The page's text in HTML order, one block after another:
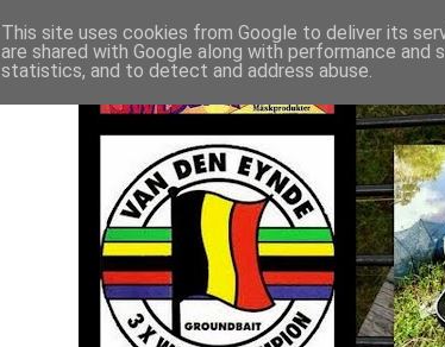
This site uses cookies from Google to deliver its
are shared with Google along with performance
statistics, and to detect and address abuse.